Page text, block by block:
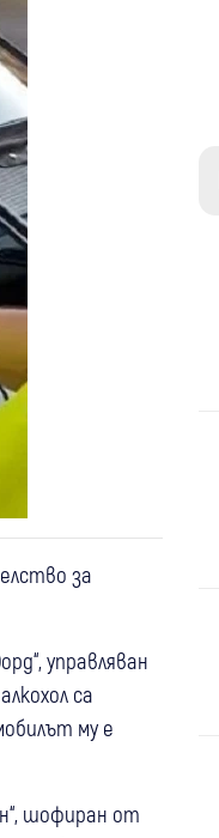
за
управляван
са
му е
шофиран от